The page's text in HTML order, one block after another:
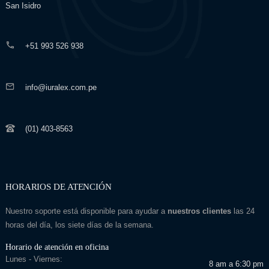
San Isidro
+51 993 526 938
info@iuralex.com.pe
(01) 403-8563
HORARIOS DE ATENCIÓN
Nuestro soporte está disponible para ayudar a nuestros clienteslas 24
horas del día, los siete días de la semana.
Horario de atención en oficina
Lunes - Viernes:
8 am a 6:30 pm